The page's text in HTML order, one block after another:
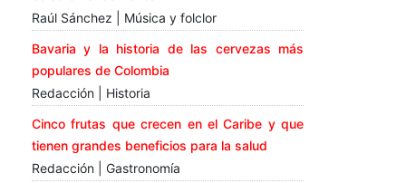
Raúl Sánchez | Música y folclor
Bavaria y la historia de las cervezas más
populares de Colombia
Redacción | Historia
Cinco frutas que crecen en el Caribe y que
tienen grandes beneficios para la salud
Redacción | Gastronomía